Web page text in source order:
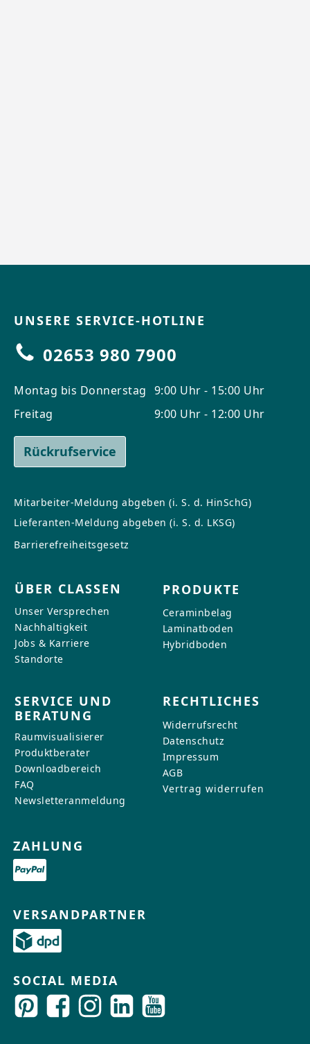
UNSERE SERVICE-HOTLINE
02653 980 7900
Montag bis Donnerstag
Freitag
9:00 Uhr - 15:00 Uhr
9:00 Uhr - 12:00 Uhr
Rückrufservice
Mitarbeiter-Meldung abgeben (i. S. d. HinSchG)
Lieferanten-Meldung abgeben (i. S. d. LKSG)
Barrierefreiheitsgesetz
ÜBER CLASSEN
Unser Versprechen
Nachhaltigkeit
Jobs & Karriere
Standorte
PRODUKTE
Ceraminbelag
Laminatboden
Hybridboden
SERVICE UND
BERATUNG
Raumvisualisierer
Produktberater
Downloadbereich
FAQ
Newsletteranmeldung
RECHTLICHES
Widerrufsrecht
Datenschutz
Impressum
AGB
Vertrag widerrufen
ZAHLUNG
VERSANDPARTNER
SOCIAL MEDIA